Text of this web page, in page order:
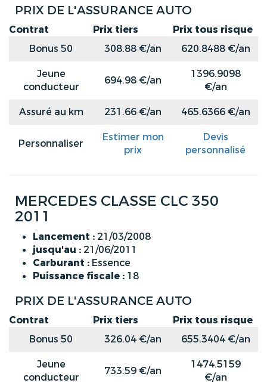
PRIX DE L'ASSURANCE AUTO
Contrat Prix tiers
Prix tous risque
Bonus 50
308.88 €/an
620.8488 €/an
Jeune
conducteur
694.98 €/an
1396.9098
€/an
Assuré au km
231.66 €/an 465.6366 €/an
Personnaliser
Estimer mon
prix
Devis
personnalisé
MERCEDES CLASSE CLC 350
2011
Lancement : 21/03/2008
jusqu'au : 21/06/2011
Carburant : Essence
Puissance fiscale : 18
PRIX DE L'ASSURANCE AUTO
Contrat Prix tiers
Prix tous risque
Bonus 50
326.04 €/an
655.3404 €/an
Jeune
conducteur
733.59 €/an
1474.5159
€/an